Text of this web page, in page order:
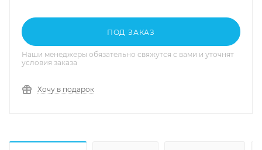
ПОД ЗАКАЗ
Наши менеджеры обязательно свяжутся с вами и уточнят
условия заказа
Хочу в подарок